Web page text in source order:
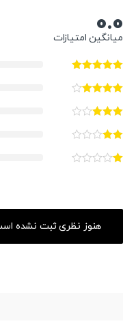
0.0
میانگین امتیازات
هنوز نظری ثبت نشده